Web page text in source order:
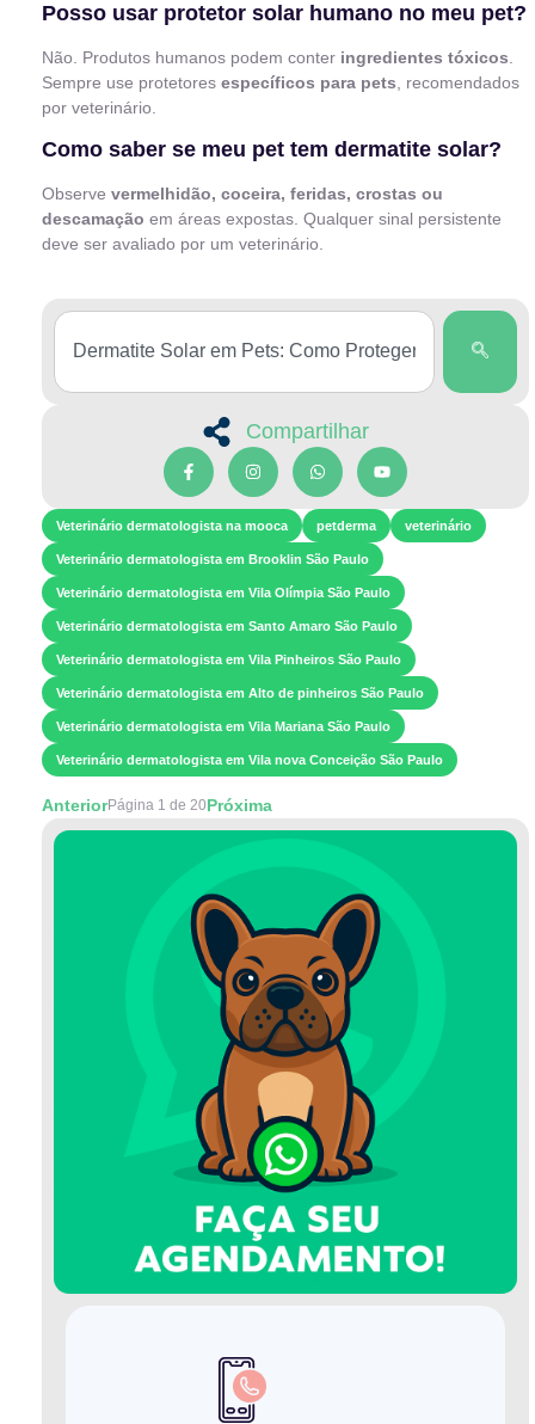
Posso usar protetor solar humano no meu pet?
Não. Produtos humanos podem conter ingredientes tóxicos
Sempre use protetores específicos para pets , recomendados
por veterinário.
Como saber se meu pet tem dermatite solar?
Observe vermelhidão, coceira, feridas, crostas ou
descamação em áreas expostas. Qualquer sinal persistente
deve ser avaliado por um veterinário.
Compartilhar
Veterinário dermatologista na mooca petderma veterinário
Veterinário dermatologista em Brooklin São Paulo
Veterinário dermatologista em Vila Olímpia São Paulo
Veterinário dermatologista em Santo Amaro São Paulo
Veterinário dermatologista em Vila Pinheiros São Paulo
Veterinário dermatologista em Alto de pinheiros São Paulo
Veterinário dermatologista em Vila Mariana São Paulo
Veterinário dermatologista em Vila nova Conceição São Paulo
AnteriorPágina 1 de 20Próxima